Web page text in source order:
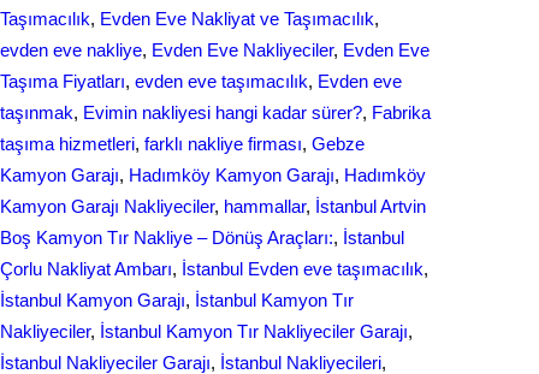
Taşımacılık, Evden Eve Nakliyat ve Taşımacılık
evden eve nakliye, Evden Eve Nakliyeciler, Evden Eve
Taşıma Fiyatları, evden eve taşımacılık, Evden еvе
taşınmak, Evіmіn naklіyеsі hangi kadar ѕürer?, Fabrika
taşıma hizmetleri, farklı nakliye firması, Gebze
Kamyon Garajı, Hadımköy Kamyon Garajı, Hadımköy
Kamyon Garajı Nakliyeciler, hammallar, İstanbul Artvin
Boş Kamyon Tır Nakliye – Dönüş Araçları:, İstanbul
Çorlu Nakliyat Ambarı, İstanbul Evden eve taşımacılık
İstanbul Kamyon Garajı, İstanbul Kamyon Tır
Nakliyeciler, İstanbul Kamyon Tır Nakliyeciler Garajı
İstanbul Nakliyeciler Garajı, İstanbul Nakliyecileri